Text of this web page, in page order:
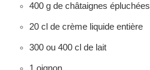
400 g de châtaignes épluchées
20 cl de crème liquide entière
300 ou 400 cl de lait
1 oignon